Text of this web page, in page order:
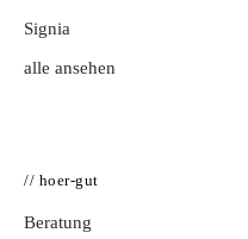
Signia
alle ansehen
// hoer-gut
Beratung